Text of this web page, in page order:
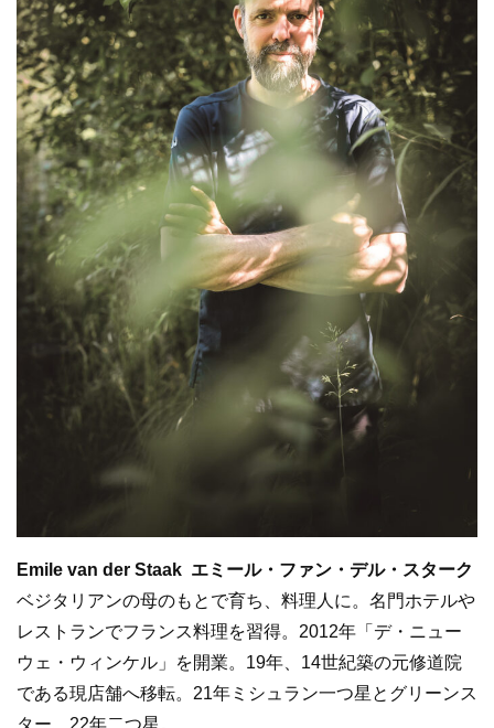
Emile van der Staak エミール・ファン・デル・スターク
ベジタリアンの母のもとで育ち、料理人に。名門ホテルや
レストランでフランス料理を習得。2012年「デ・ニュー
ウェ・ウィンケル」を開業。19年、14世紀築の元修道院
である現店舗へ移転。21年ミシュラン一つ星とグリーンス